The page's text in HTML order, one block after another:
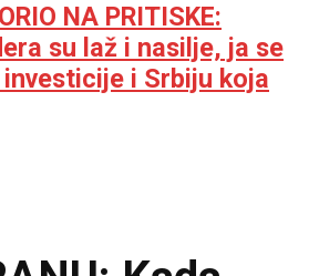
NA PRITISKE:
su laž i nasilje, ja se
investicije i Srbiju koja